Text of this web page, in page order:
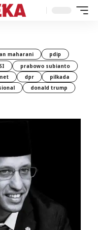
maharani
pdip
prabowo subianto
dpr
pilkada
donald trump